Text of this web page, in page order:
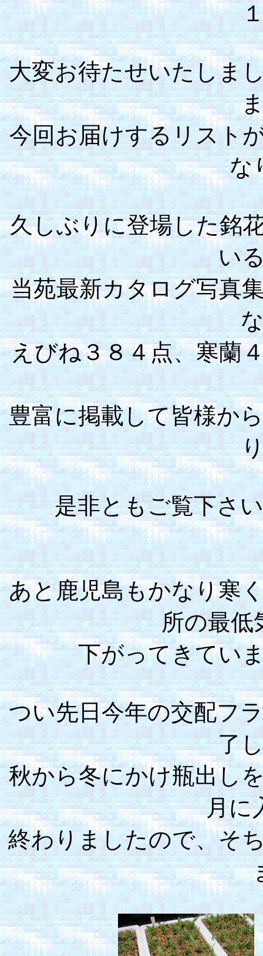
大変お待たせいたしま
今回お届けするリスト
な
久しぶりに登場した銘
い
当苑最新カタログ写真
えびね３８４点、寒蘭
豊富に掲載して皆様か
是非ともご覧下さ
あと鹿児島もかなり寒
所の最
下がってきてい
つい先日今年の交配フ
了
秋から冬にかけ瓶出し
月に
終わりましたので、そ